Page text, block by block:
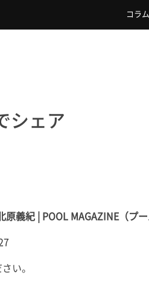
コラム
シェア
義紀 | POOL MAGAZINE（プー
い。